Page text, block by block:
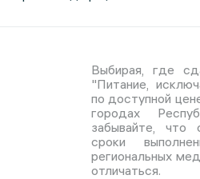
Выбирая, где
"Питание,
по доступной
городах
забывайте,
сроки
региональных
отличаться.